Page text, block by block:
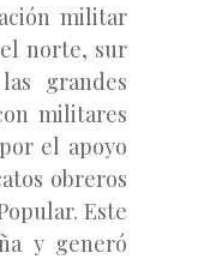
militar
norte, sur
grandes
militares
el apoyo
obreros
Este
y generó